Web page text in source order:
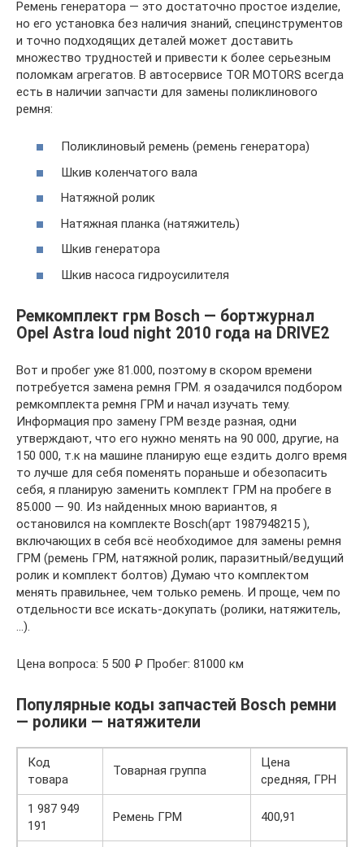
Ремень генератора — это достаточно простое изделие,
но его установка без наличия знаний, специнструментов
и точно подходящих деталей может доставить
множество трудностей и привести к более серьезным
поломкам агрегатов. В автосервисе TOR MOTORS всегда
есть в наличии запчасти для замены поликлинового
ремня:
Поликлиновый ремень (ремень генератора)
Шкив коленчатого вала
Натяжной ролик
Натяжная планка (натяжитель)
Шкив генератора
Шкив насоса гидроусилителя
Ремкомплект грм Bosch — бортжурнал
Opel Astra loud night 2010 года на DRIVE2
Вот и пробег уже 81.000, поэтому в скором времени
потребуется замена ремня ГРМ. я озадачился подбором
ремкомплекта ремня ГРМ и начал изучать тему.
Информация про замену ГРМ везде разная, одни
утверждают, что его нужно менять на 90 000, другие, на
150 000, т.к на машине планирую еще ездить долго время
то лучше для себя поменять пораньше и обезопасить
себя, я планирую заменить комплект ГРМ на пробеге в
85.000 — 90. Из найденных мною вариантов, я
остановился на комплекте Bosch(арт 1987948215 ),
включающих в себя всё необходимое для замены ремня
ГРМ (ремень ГРМ, натяжной ролик, паразитный/ведущий
ролик и комплект болтов) Думаю что комплектом
менять правильнее, чем только ремень. И проще, чем по
отдельности все искать-докупать (ролики, натяжитель,
…).
Цена вопроса: 5 500 ₽ Пробег: 81000 км
Популярные коды запчастей Bosch ремни
— ролики — натяжители
Код
товара
Товарная группа
Цена
средняя, ГРН
1 987 949
191
Ремень ГРМ 400,91